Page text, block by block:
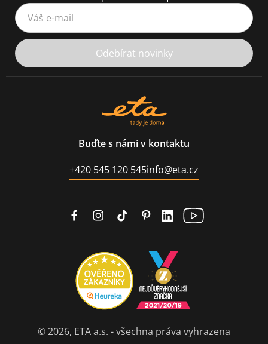
Váš e-mail
Odebírat novinky
Buďte s námi v kontaktu
+420 545 120 545info@eta.cz
© 2026, ETA a.s. - všechna práva vyhrazena